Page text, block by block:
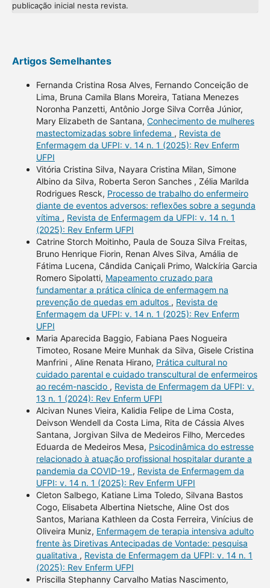
publicação inicial nesta revista.
Artigos Semelhantes
Fernanda Cristina Rosa Alves, Fernando Conceição de
Lima, Bruna Camila Blans Moreira, Tatiana Menezes
Noronha Panzetti, Antônio Jorge Silva Corrêa Júnior,
Mary Elizabeth de Santana, Conhecimento de mulheres
mastectomizadas sobre linfedema , Revista de
Enfermagem da UFPI: v. 14 n. 1 (2025): Rev Enferm
UFPI
Vitória Cristina Silva, Nayara Cristina Milan, Simone
Albino da Silva, Roberta Seron Sanches , Zélia Marilda
Rodrigues Resck, Processo de trabalho do enfermeiro
diante de eventos adversos: reflexões sobre a segunda
vítima , Revista de Enfermagem da UFPI: v. 14 n. 1
(2025): Rev Enferm UFPI
Catrine Storch Moitinho, Paula de Souza Silva Freitas,
Bruno Henrique Fiorin, Renan Alves Silva, Amália de
Fátima Lucena, Cândida Caniçali Primo, Walckíria Garcia
Romero Sipolatti, Mapeamento cruzado para
fundamentar a prática clínica de enfermagem na
prevenção de quedas em adultos , Revista de
Enfermagem da UFPI: v. 14 n. 1 (2025): Rev Enferm
UFPI
Maria Aparecida Baggio, Fabiana Paes Nogueira
Timoteo, Rosane Meire Munhak da Silva, Gisele Cristina
Manfrini , Aline Renata Hirano, Prática cultural no
cuidado parental e cuidado transcultural de enfermeiros
ao recém-nascido , Revista de Enfermagem da UFPI: v.
13 n. 1 (2024): Rev Enferm UFPI
Alcivan Nunes Vieira, Kalidia Felipe de Lima Costa,
Deivson Wendell da Costa Lima, Rita de Cássia Alves
Santana, Jorgivan Silva de Medeiros Filho, Mercedes
Eduarda de Medeiros Mesa, Psicodinâmica do estresse
relacionado à atuação profissional hospitalar durante a
pandemia da COVID-19 , Revista de Enfermagem da
UFPI: v. 14 n. 1 (2025): Rev Enferm UFPI
Cleton Salbego, Katiane Lima Toledo, Silvana Bastos
Cogo, Elisabeta Albertina Nietsche, Aline Ost dos
Santos, Mariana Kathleen da Costa Ferreira, Vinícius de
Oliveira Muniz, Enfermagem de terapia intensiva adulto
frente às Diretivas Antecipadas de Vontade: pesquisa
qualitativa , Revista de Enfermagem da UFPI: v. 14 n. 1
(2025): Rev Enferm UFPI
Priscilla Stephanny Carvalho Matias Nascimento,